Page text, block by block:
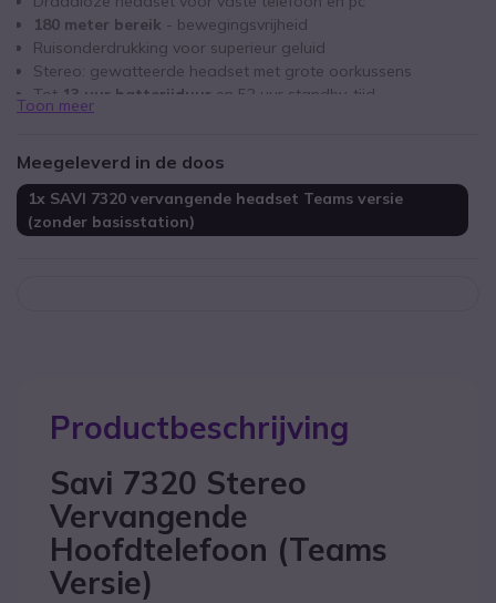
180 meter bereik - bewegingsvrijheid
Ruisonderdrukking voor superieur geluid
Stereo: gewatteerde headset met grote oorkussens
Tot 13 uur batterijduur en 52 uur standby-tijd
Geschikt voor Microsoft Teams
Toon meer
Meegeleverd in de doos
1x SAVI 7320 vervangende headset Teams versie
(zonder basisstation)
Productbeschrijving
Savi 7320 Stereo
Vervangende
Hoofdtelefoon (Teams
Versie)